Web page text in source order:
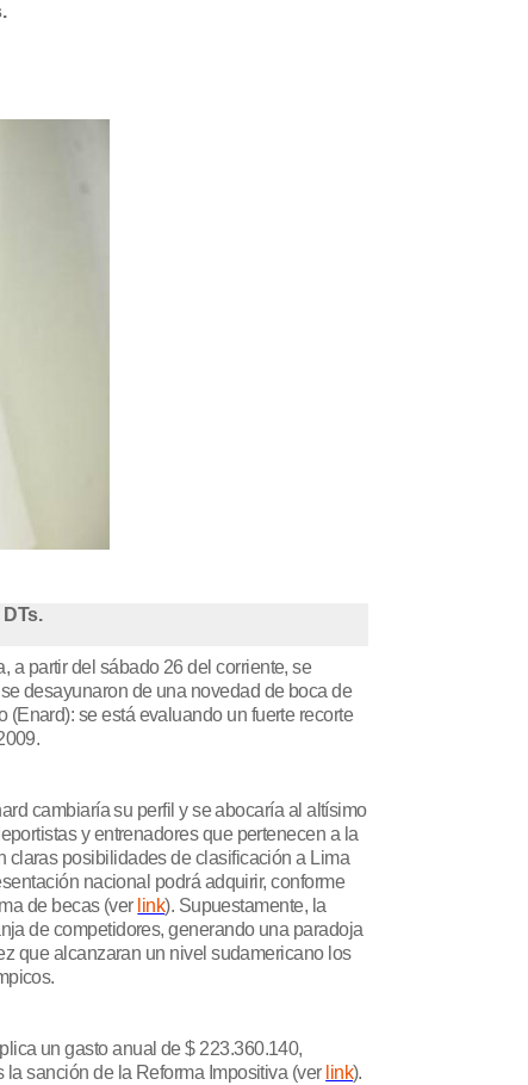
a partir del sábado 26 del corriente, se
desayunaron de una novedad de boca de
se está evaluando un fuerte recorte
cambiaría su perfil y se abocaría al altísimo
y entrenadores que pertenecen a la
claras posibilidades de clasificación a Lima
nacional podrá adquirir, conforme
de becas (ver link). Supuestamente, la
de competidores, generando una paradoja
que alcanzaran un nivel sudamericano los
un gasto anual de $ 223.360.140,
sanción de la Reforma Impositiva (ver link).